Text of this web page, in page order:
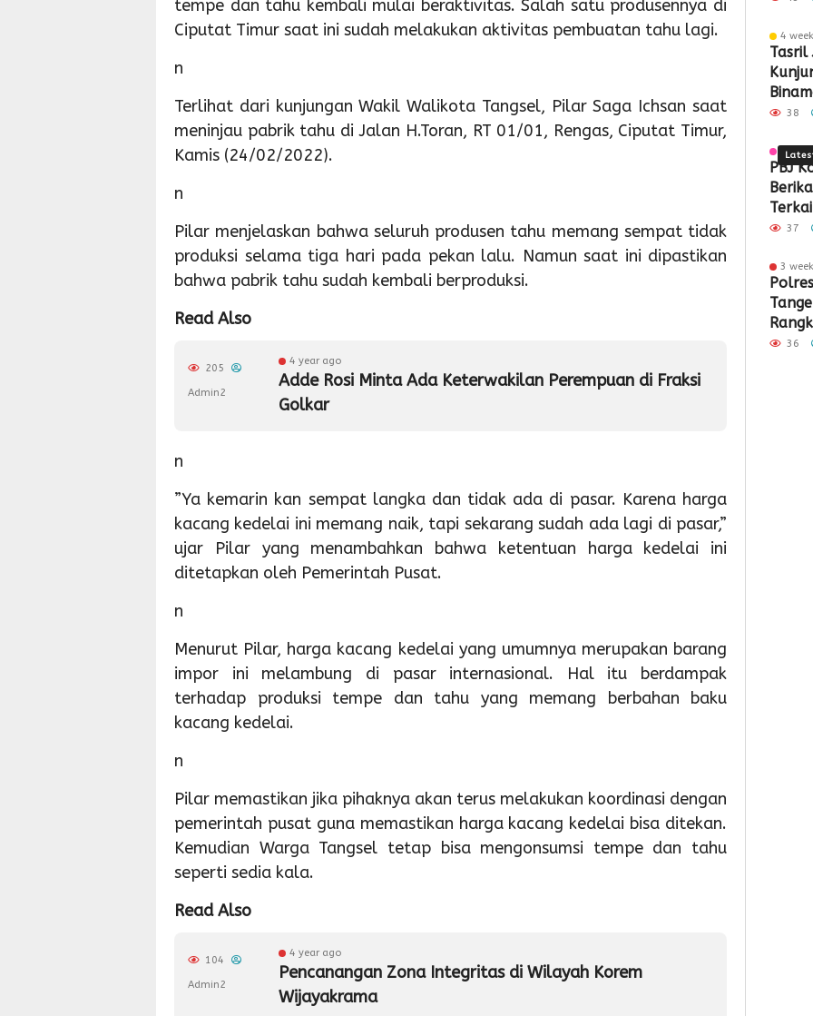
tempe dan tahu kembali mulai beraktivitas. Salah satu produsennya di
Ciputat Timur saat ini sudah melakukan aktivitas pembuatan tahu lagi.
n
Terlihat dari kunjungan Wakil Walikota Tangsel, Pilar Saga Ichsan saat
meninjau pabrik tahu di Jalan H.Toran, RT 01/01, Rengas, Ciputat Timur,
Kamis (24/02/2022).
n
Pilar menjelaskan bahwa seluruh produsen tahu memang sempat tidak
produksi selama tiga hari pada pekan lalu. Namun saat ini dipastikan
bahwa pabrik tahu sudah kembali berproduksi.
Read Also
4 year ago
Adde Rosi Minta Ada Keterwakilan Perempuan di Fraksi
Golkar
205
Admin2
n
”Ya kemarin kan sempat langka dan tidak ada di pasar. Karena harga
kacang kedelai ini memang naik, tapi sekarang sudah ada lagi di pasar,”
ujar Pilar yang menambahkan bahwa ketentuan harga kedelai ini
ditetapkan oleh Pemerintah Pusat.
n
Menurut Pilar, harga kacang kedelai yang umumnya merupakan barang
impor ini melambung di pasar internasional. Hal itu berdampak
terhadap produksi tempe dan tahu yang memang berbahan baku
kacang kedelai.
n
Pilar memastikan jika pihaknya akan terus melakukan koordinasi dengan
pemerintah pusat guna memastikan harga kacang kedelai bisa ditekan.
Kemudian Warga Tangsel tetap bisa mengonsumsi tempe dan tahu
seperti sedia kala.
Read Also
4 year ago
Pencanangan Zona Integritas di Wilayah Korem
Wijayakrama
104
Admin2
Sampah
Berbasis
ASI
PTSL,
dan
PTKL
RI
hour ago
Pemkot
Tangsel
Perkuat
9
hour ago
Pemkot
hour
Intan
Tinjau
4
Tasril
38
3
PBJ
37
3
Kritik
36